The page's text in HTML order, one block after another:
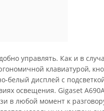
управлять. Как и в
клавиатурой,
дисплей с
освещения. Gigaset
в любой момент к